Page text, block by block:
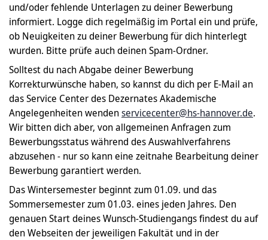
und/oder fehlende Unterlagen zu deiner Bewerbung
informiert. Logge dich regelmäßig im Portal ein und prüfe,
ob Neuigkeiten zu deiner Bewerbung für dich hinterlegt
wurden. Bitte prüfe auch deinen Spam-Ordner.
Solltest du nach Abgabe deiner Bewerbung
Korrekturwünsche haben, so kannst du dich per E-Mail an
das Service Center des Dezernates Akademische
Angelegenheiten wendenservicecenter@hs-hannover.de.
Wir bitten dich aber, von allgemeinen Anfragen zum
Bewerbungsstatus während des Auswahlverfahrens
abzusehen - nur so kann eine zeitnahe Bearbeitung deiner
Bewerbung garantiert werden.
Das Wintersemester beginnt zum 01.09. und das
Sommersemester zum 01.03. eines jeden Jahres. Den
genauen Start deines Wunsch-Studiengangs findest du auf
den Webseiten der jeweiligen Fakultät und in der